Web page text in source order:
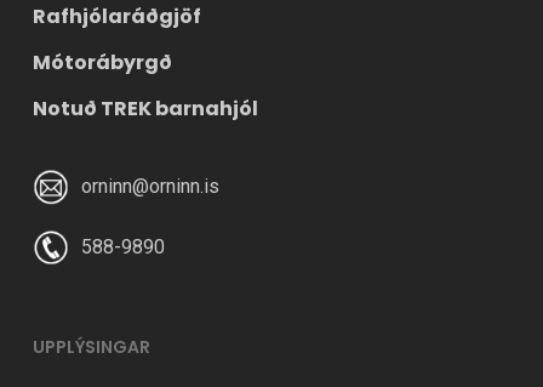
Rafhjólaráðgjöf
Mótorábyrgð
Notuð TREK barnahjól
orninn@orninn.is
588-9890
UPPLÝSINGAR